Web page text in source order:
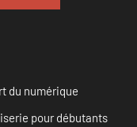
du numérique
pour débutants